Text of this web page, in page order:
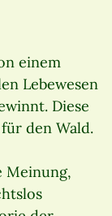
einem
Lebewesen
Diese
den Wald.
Meinung,